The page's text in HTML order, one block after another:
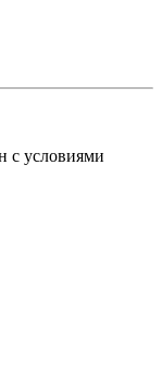
с условиями